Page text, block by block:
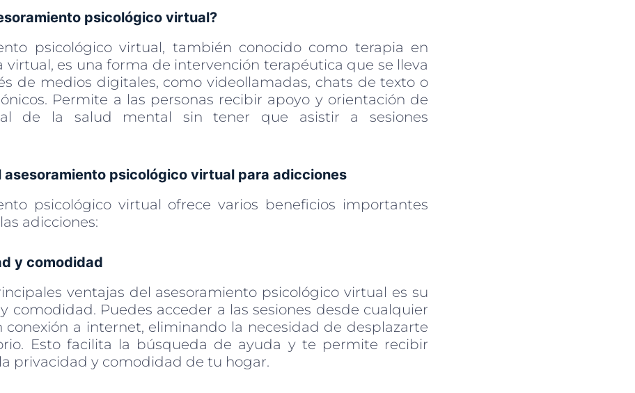
psicológico virtual?
psicológico virtual, también conocido como terapia en
virtual, es una forma de intervención terapéutica que se lleva
de medios digitales, como videollamadas, chats de texto o
Permite a las personas recibir apoyo y orientación de
de la salud mental sin tener que asistir a sesiones
asesoramiento psicológico virtual para adicciones
psicológico virtual ofrece varios beneficios importantes
adicciones:
y comodidad
ventajas del asesoramiento psicológico virtual es su
comodidad. Puedes acceder a las sesiones desde cualquier
conexión a internet, eliminando la necesidad de desplazarte
Esto facilita la búsqueda de ayuda y te permite recibir
privacidad y comodidad de tu hogar.